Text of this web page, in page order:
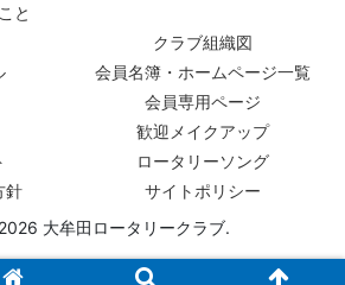
と
クラブ組織図
会員名簿・ホームページ一覧
会員専用ページ
歓迎メイクアップ
ロータリーソング
針
サイトポリシー
大牟田ロータリークラブ.